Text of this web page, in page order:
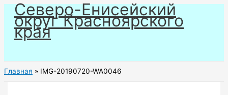
Перейти
содержимому
Северо-Енисейский
округ Красноярского
края
Главная IMG-20190720-WA0046